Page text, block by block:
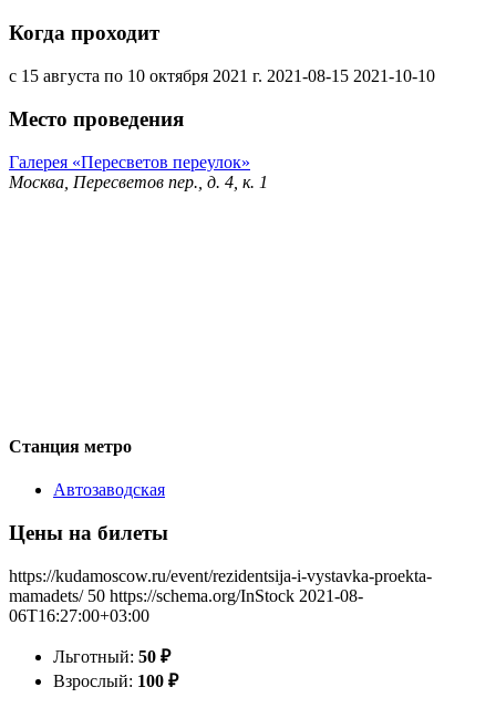
Когда проходит
с 15 августа по 10 октября 2021 г. 2021-08-15 2021-10-10
Место проведения
Галерея «Пересветов переулок»
Москва, Пересветов пер., д. 4, к. 1
Станция метро
Автозаводская
Цены на билеты
https://kudamoscow.ru/event/rezidentsija-i-vystavka-proekta-
mamadets/ 50 https://schema.org/InStock 2021-08-
06T16:27:00+03:00
Льготный: 50 ₽
Взрослый: 100 ₽